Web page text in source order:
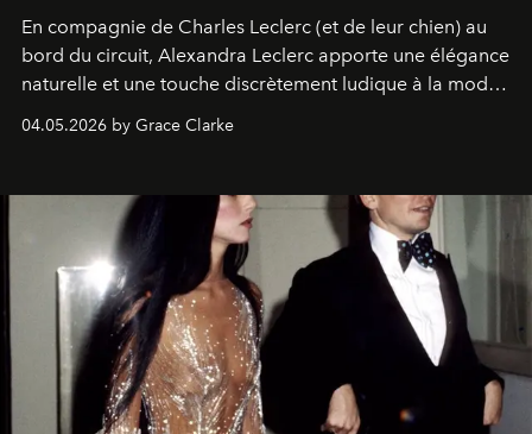
En compagnie de Charles Leclerc (et de leur chien) au
bord du circuit, Alexandra Leclerc apporte une élégance
naturelle et une touche discrètement ludique à la mode
04.05.2026 by Grace Clarke